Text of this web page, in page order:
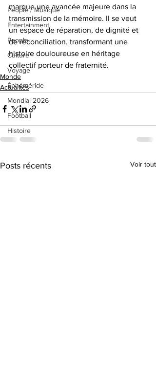
People / Musique
Entertainment
People
Culture
Voyage
Éphéméride
Mondial 2026
Football
Histoire
marque une avancée majeure dans la
transmission de la mémoire. Il se veut
un espace de réparation, de dignité et
de réconciliation, transformant une
histoire douloureuse en héritage
collectif porteur de fraternité.
Monde
Actualités
Posts récents Voir tout